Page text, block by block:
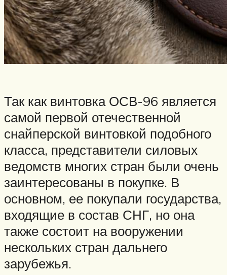
Так как винтовка ОСВ-96 является
самой первой отечественной
снайперской винтовкой подобного
класса, представители силовых
ведомств многих стран были очень
заинтересованы в покупке. В
основном, ее покупали государства,
входящие в состав СНГ, но она
также состоит на вооружении
нескольких стран дальнего
зарубежья.